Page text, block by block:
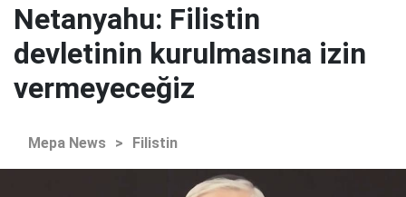
Netanyahu: Filistin
devletinin kurulmasına izin
vermeyeceğiz
Mepa News > Filistin